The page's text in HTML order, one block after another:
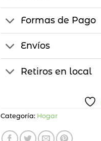
Formas de Pago
Envíos
Retiros en local
Categoría: Hogar